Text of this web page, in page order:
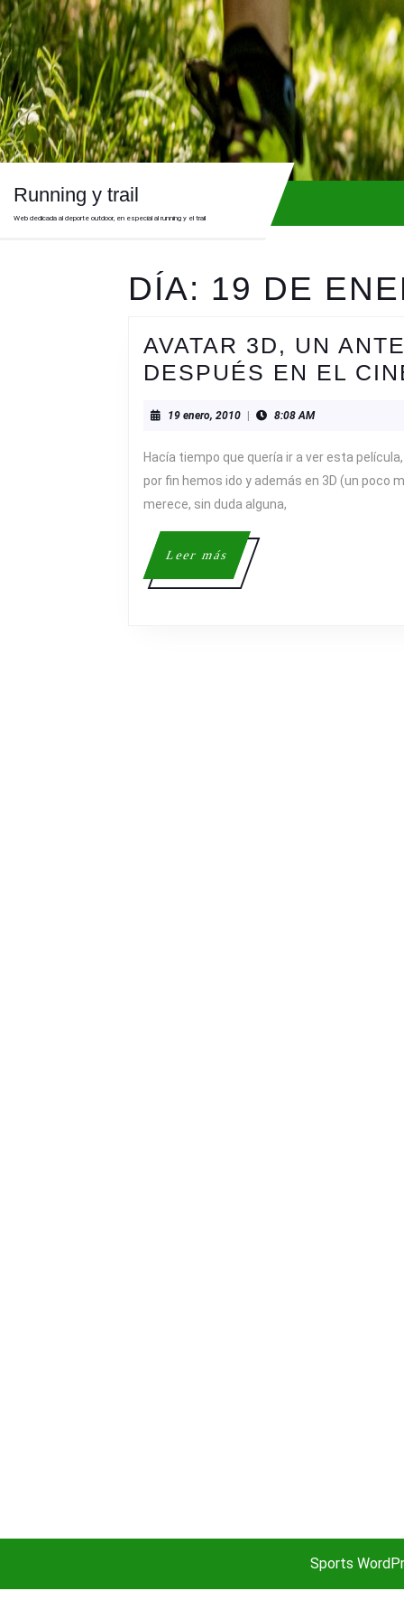
Skip
to
content
Running y trail
Web dedicada al deporte outdoor, en especial al running y el trail
DÍA: 19 DE
AVATAR 3D, UN
DESPUÉS EN EL
19 enero, 201019
8:08 AM
Hacía tiempo que quería ir a ver esta
por fin hemos ido y además en 3D (un poco
merece, sin duda alguna,
Leer másLeer
más
Sports